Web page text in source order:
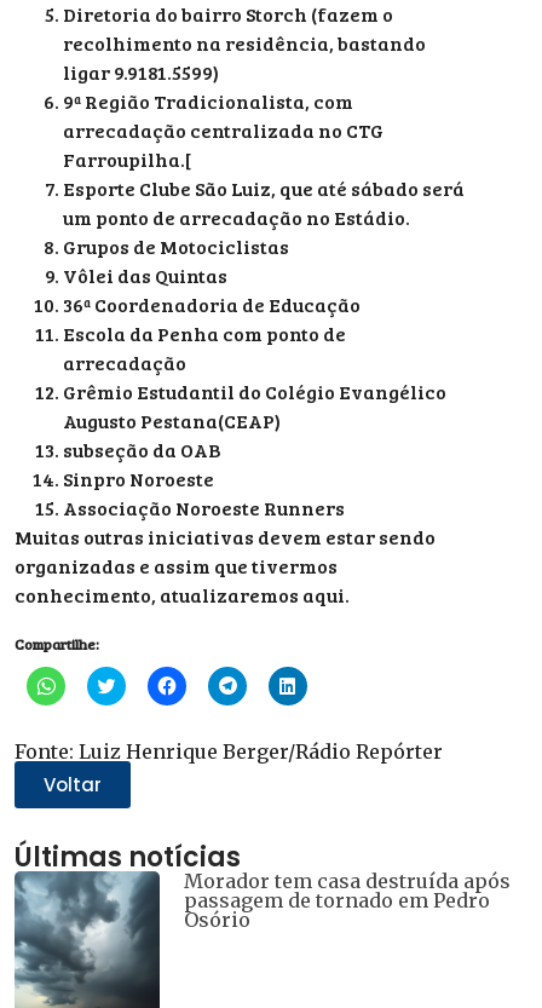
Diretoria do bairro Storch (fazem o
recolhimento na residência, bastando
ligar 9.9181.5599)
9ª Região Tradicionalista, com
arrecadação centralizada no CTG
Farroupilha.[
Esporte Clube São Luiz, que até sábado será
um ponto de arrecadação no Estádio.
Grupos de Motociclistas
Vôlei das Quintas
36ª Coordenadoria de Educação
Escola da Penha com ponto de
arrecadação
Grêmio Estudantil do Colégio Evangélico
Augusto Pestana(CEAP)
subseção da OAB
Sinpro Noroeste
Associação Noroeste Runners
Muitas outras iniciativas devem estar sendo
organizadas e assim que tivermos
conhecimento, atualizaremos aqui.
Compartilhe:
Clique
para
WhatsApp(abre
em
nova
janela)
Clique
para
Twitter(abre
em
Clique
para
Facebook(abre
em
Clique
para
Telegram(abre
em
Clique
para
LinkedIn(abre
em
Fonte: Luiz Henrique Berger/Rádio Repórter
Voltar
Últimas notícias
Morador tem casa destruída após
passagem de tornado em Pedro
Osório